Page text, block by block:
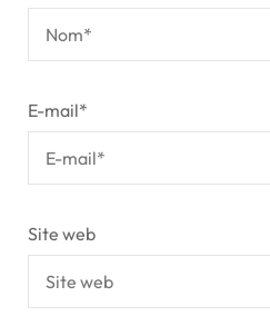
E-mail*
Site web